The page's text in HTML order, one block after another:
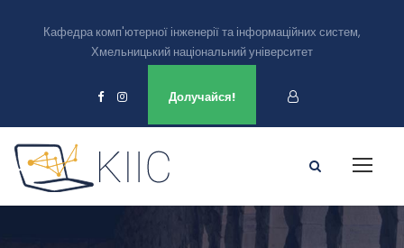
Кафедра комп'ютерної інженерії та інформаційних систем,
Хмельницький національний університет
Долучайся!